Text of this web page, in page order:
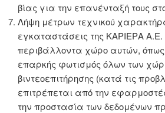
βίας για την επανένταξή τους
Λήψη μέτρων τεχνικού
εγκαταστάσεις της ΚΑΡΙΕΡΑ Α.Ε.
περιβάλλοντα χώρο αυτών, όπως
επαρκής φωτισμός όλων των
βιντεοεπιτήρησης (κατά τις
επιτρέπεται από την
την προστασία των δεδομένων